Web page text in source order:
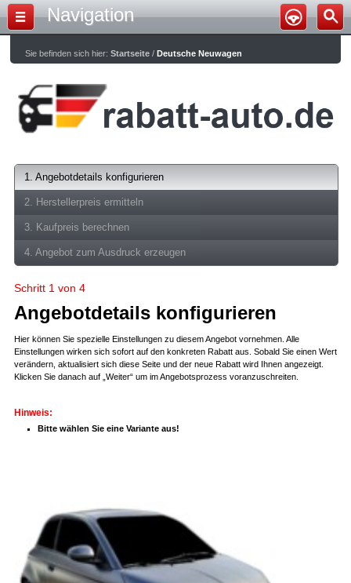
Navigation
Sie befinden sich hier:Startseite /Deutsche Neuwagen
1. Angebotdetails konfigurieren
2. Herstellerpreis ermitteln
3. Kaufpreis berechnen
4. Angebot zum Ausdruck erzeugen
Schritt 1 von 4
Angebotdetails konfigurieren
Hier können Sie spezielle Einstellungen zu diesem Angebot vornehmen. Alle
Einstellungen wirken sich sofort auf den konkreten Rabatt aus. Sobald Sie einen Wert
verändern, aktualisiert sich diese Seite und der neue Rabatt wird Ihnen angezeigt.
Klicken Sie danach auf „Weiter“ um im Angebotsprozess voranzuschreiten.
Hinweis:
Bitte wählen Sie eine Variante aus!